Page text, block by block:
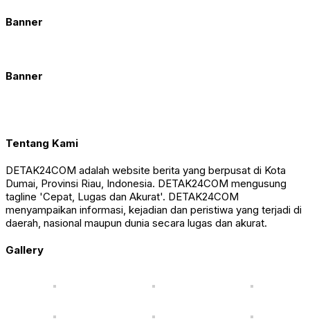
Banner
Banner
Tentang Kami
DETAK24COM adalah website berita yang berpusat di Kota
Dumai, Provinsi Riau, Indonesia. DETAK24COM mengusung
tagline 'Cepat, Lugas dan Akurat'. DETAK24COM
menyampaikan informasi, kejadian dan peristiwa yang terjadi di
daerah, nasional maupun dunia secara lugas dan akurat.
Gallery